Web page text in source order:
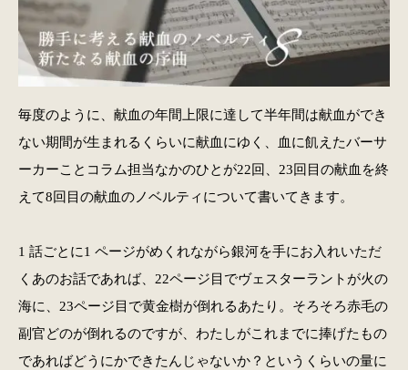
毎度のように、献血の年間上限に達して半年間は献血ができ
ない期間が生まれるくらいに献血にゆく、血に飢えたバーサ
ーカーことコラム担当なかのひとが22回、23回目の献血を終
えて8回目の献血のノベルティについて書いてきます。
1 話ごとに1 ページがめくれながら銀河を手にお入れいただ
くあのお話であれば、22ページ目でヴェスターラントが火の
海に、23ページ目で黄金樹が倒れるあたり。そろそろ赤毛の
副官どのが倒れるのですが、わたしがこれまでに捧げたもの
であればどうにかできたんじゃないか？というくらいの量に